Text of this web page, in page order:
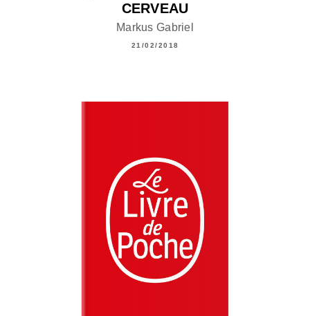
CERVEAU
Markus Gabriel
21/02/2018